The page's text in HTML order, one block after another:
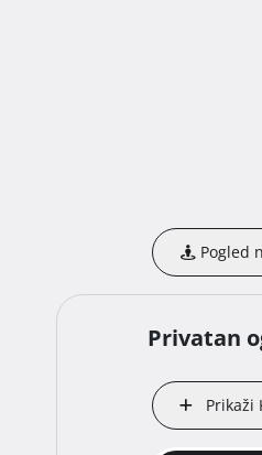
Pogled
Privatan
Prikaži